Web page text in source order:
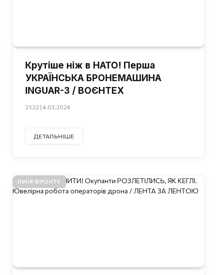
Крутіше ніж в НАТО! Перша
УКРАЇНСЬКА БРОНЕМАШИНА
INGUAR-3 / ВОЄНТЕХ
21:22 | 4.03.2024
ДЕТАЛЬНІШЕ
ЛІНІЯ ФРОНТУ